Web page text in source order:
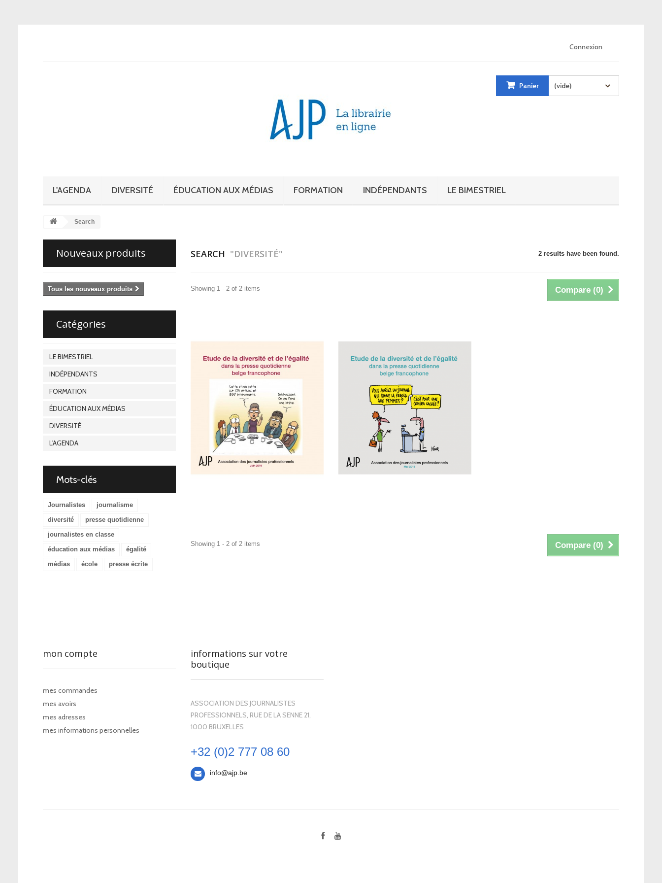
Connexion
Panier (vide)
L'AGENDA DIVERSITÉ ÉDUCATION AUX MÉDIAS FORMATION INDÉPENDANTS LE BIMESTRIEL
Search
Nouveaux produits
Tous les nouveaux produits
Catégories
LE BIMESTRIEL
INDÉPENDANTS
FORMATION
ÉDUCATION AUX MÉDIAS
DIVERSITÉ
L'AGENDA
Mots-clés
Journalistes
journalisme
diversité
presse quotidienne
journalistes en classe
éducation aux médias
égalité
médias
école presse écrite
SEARCH "DIVERSITÉ" 2 results have been found.
Compare (0)
Showing 1 - 2 of 2 items
Compare (0)
Showing 1 - 2 of 2 items
mon compte
mes commandes
mes avoirs
mes adresses
mes informations personnelles
informations sur votre
boutique
ASSOCIATION DES JOURNALISTES
PROFESSIONNELS, RUE DE LA SENNE 21,
1000 BRUXELLES
+32 (0)2 777 08 60
info@ajp.be